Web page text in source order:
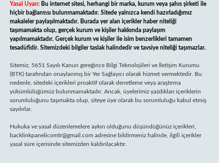
Yasal Uyarı: Bu internet sitesi, herhangi bir marka, kurum veya şahıs şirketi ile
hiçbir bağlantısı bulunmamaktadır. Sitede yalnızca kendi hazırladığımız
makaleler paylaşılmaktadır. Burada yer alan içerikler haber niteliği
taşımamakta olup, gerçek kurum ve kişiler hakkında paylaşım
yapılmamaktadır. Gerçek kurum ve kişiler ile isim benzerlikleri tamamen
tesadüfidir. Sitemizdeki bilgiler taslak halindedir ve tavsiye niteliği taşımazlar.
Sitemiz, 5651 Sayılı Kanun gereğince Bilgi Teknolojileri ve İletişim Kurumu
(BTK) tarafından onaylanmış bir Yer Sağlayıcı olarak hizmet vermektedir. Bu
nedenle, sitedeki içerikleri proaktif olarak denetleme veya araştırma
yükümlülüğümüz bulunmamaktadır. Ancak, üyelerimiz yazdıkları içeriklerin
sorumluluğunu taşımakta olup, siteye üye olarak bu sorumluluğu kabul etmiş
sayılırlar.
Hukuka ve yasal düzenlemelere aykırı olduğunu düşündüğünüz içerikleri,
backlinkpanelicomtr@gmail.com adresine bildirmeniz halinde, ilgili içerikler
yasal süre içerisinde sitemizden kaldırılacaktır.